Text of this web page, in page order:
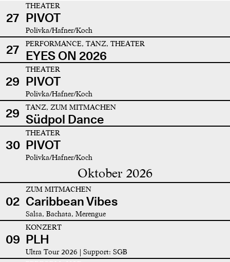
27
THEATER
PIVOT
Polivka/Hafner/Koch
27 PERFORMANCE, TANZ, THEATER
EYES ON 2026
29
THEATER
PIVOT
Polivka/Hafner/Koch
29 TANZ, ZUM MITMACHEN
Südpol Dance
30
THEATER
PIVOT
Polivka/Hafner/Koch
Oktober 2026
02
ZUM MITMACHEN
Caribbean Vibes
Salsa, Bachata, Merengue
09
KONZERT
PLH
Ultra Tour 2026 | Support: SGB